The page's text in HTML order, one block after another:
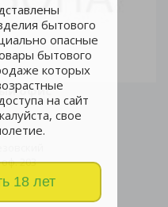
бытового
опасные
бытового
которых
на сайт
свое
18 лет
офис
203